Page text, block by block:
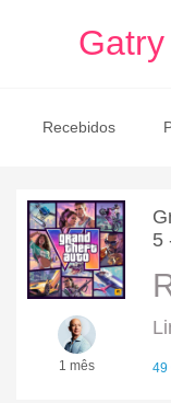
Gatry
Recebidos
1 mês
5
49